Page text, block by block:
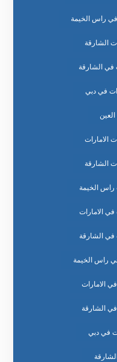
راس الخيمة
الشارقة
الشارقة
في دبي
الامارات
الشارقة
الخيمة
الامارات
الشارقة
راس الخيمة
الامارات
الشارقة
في دبي